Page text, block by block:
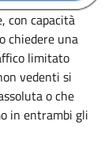
con capacità
chiedere una
limitato
vedenti si
o che
in entrambi gli